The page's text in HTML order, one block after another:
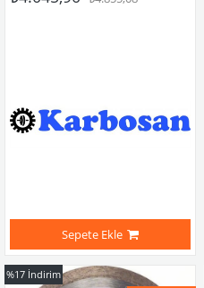
Sepete Ekle
%17 İndirim